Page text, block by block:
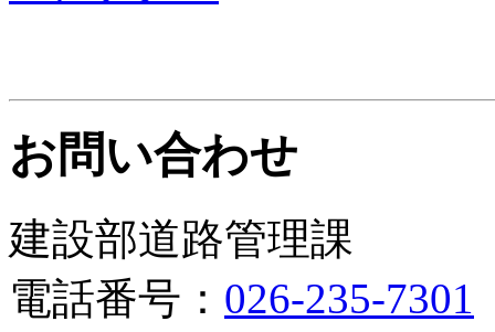
お問い合わせ
建設部道路管理課
電話番号： 026-235-7301